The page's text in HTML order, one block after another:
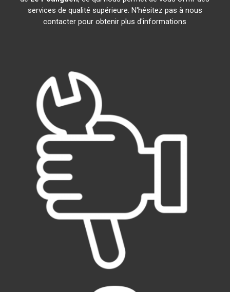
services de qualité supérieure. N'hésitez pas à nous
contacter pour obtenir plus d'informations